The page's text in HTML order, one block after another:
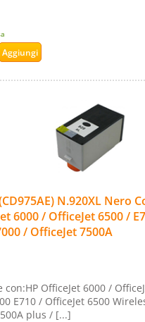
N.920XL Nero
6000 / OfficeJet 6500 /
/ OfficeJet 7500A
OfficeJet 6000 /
E710 / OfficeJet 6500
plus / [...]